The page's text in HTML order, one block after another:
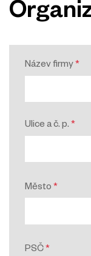
Název firmy*
Ulice a č. p.*
Město*
PSČ*